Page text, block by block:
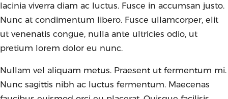
lacinia viverra diam ac luctus. Fusce in accumsan justo.
Nunc at condimentum libero. Fusce ullamcorper, elit
ut venenatis congue, nulla ante ultricies odio, ut
pretium lorem dolor eu nunc.
Nullam vel aliquam metus. Praesent ut fermentum mi.
Nunc sagittis nibh ac luctus fermentum. Maecenas